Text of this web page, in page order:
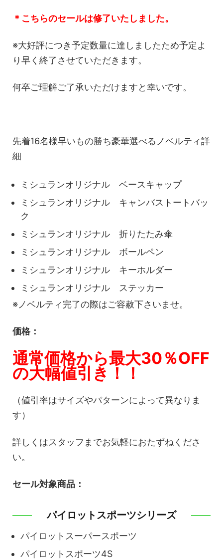
＊こちらのセールは修了いたしました。
※大好評につき予定数量に達しましたため予定よ
り早く終了させていただきます。
何卒ご理解ご了承いただけますと幸いです。
先着16名様早いもの勝ち豪華選べるノベルティ詳
細
ミシュランオリジナル ベースキャップ
ミシュランオリジナル キャンバストートバッ
ク
ミシュランオリジナル 折りたたみ傘
ミシュランオリジナル ボールペン
ミシュランオリジナル キーホルダー
ミシュランオリジナル ステッカー
※ノベルティ完了の際はご容赦下さいませ。
価格：
通常価格から最大30％OFF
の大幅値引き！！
（値引率はサイズやパターンによって異なりま
す）
詳しくはスタッフまでお気軽におたずねくださ
い。
セール対象商品：
パイロットスポーツシリーズ
パイロットスーパースポーツ
パイロットスポーツ4S